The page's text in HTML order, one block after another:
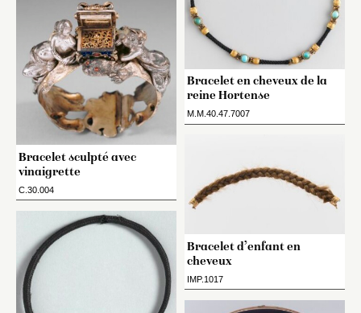
Bracelet sculpté avec
vinaigrette
C.30.004
Bracelet en cheveux de la
reine Hortense
M.M.40.47.7007
Bracelet d’enfant en
cheveux
IMP.1017